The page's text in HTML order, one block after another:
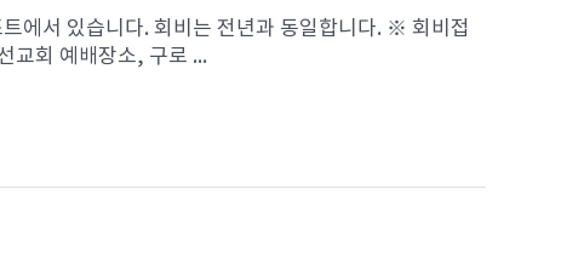
에서 있습니다. 회비는 전년과 동일합니다. ※ 회비접
교회 예배장소, 구로 ...